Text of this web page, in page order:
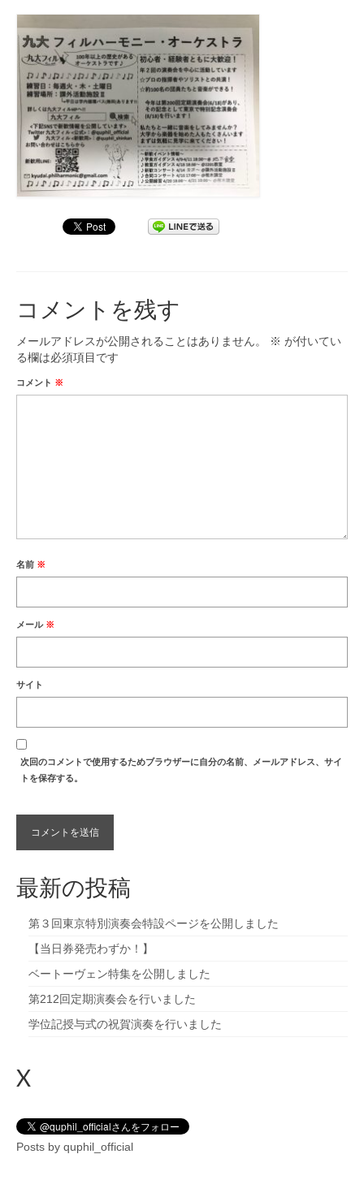
コメントを残す
メールアドレスが公開されることはありません。 ※ が付いてい
る欄は必須項目です
コメント ※
名前 ※
メール ※
サイト
次回のコメントで使用するためブラウザーに自分の名前、メールアドレス、サイ
トを保存する。
最新の投稿
第３回東京特別演奏会特設ページを公開しました
【当日券発売わずか！】
ベートーヴェン特集を公開しました
第212回定期演奏会を行いました
学位記授与式の祝賀演奏を行いました
X
Posts by quphil_official